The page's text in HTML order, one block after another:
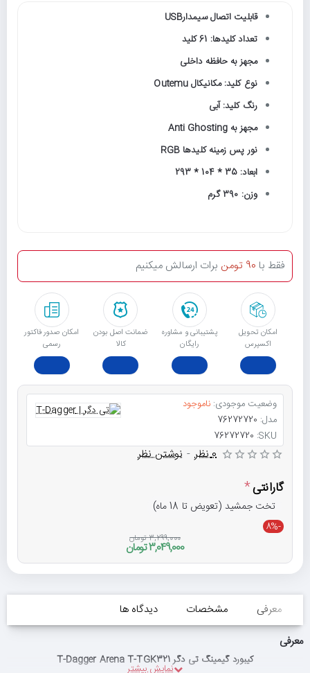
قابلیت اتصال سیمدارUSB
تعداد کلیدها: 61 کلید
مجهز به حافظه داخلی
نوع کلید: مکانیکال Outemu
رنگ کلید: آبی
مجهز به Anti Ghosting
نور پس زمینه کلیدها RGB
ابعاد: 35 * 104 * 293
وزن: 390 گرم
امکان تحویل
اکسپرس
پشتیبانی و مشاوره
رایگان
ﺿﻤﺎﻧﺖ اﺻﻞ ﺑﻮدن
ﮐﺎﻟﺎ
امکان صدور فاکتور
رسمی
فقط با 90 تومن برات ارسالش میکنیم
وضعیت موجودی: ناموجود
مدل: 76272720
SKU:
76272720
0 نظر - نوشتن نظر
گارانتی
تخت جمشید (تعویض تا 18 ماه)
-8%
3,049,000 تومان
3,299,000 تومان
معرفی مشخصات
دیدگاه ها
معرفی
کیبورد گیمینگ تی دگر T-Dagger Arena T-TGK321